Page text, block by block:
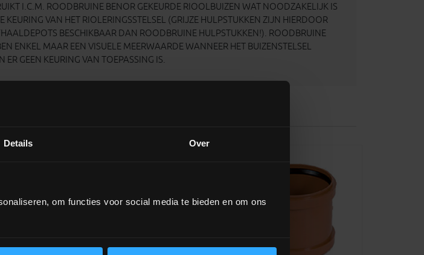
Details Over
om functies voor social media te bieden en om ons
I.C.M. ROODBRUINE BENOR GEKEURDE RIOOLBUIZEN WAT NOODZAKELIJK IS
KEURING VAN HET RIOLERINGSSTELSEL (GRIJZE HULPSTUKKEN ZIJN HIERDOOR
BESCHIKBAAR DAN ROODBRUINE HULPSTUKKEN!). ROODBRUINE
ENKEL MAAR EEN VISUELE MEERWAARDE WANNEER HET BUIZENSTELSEL
ER GEEN KEURING VAN TOEPASSING IS.